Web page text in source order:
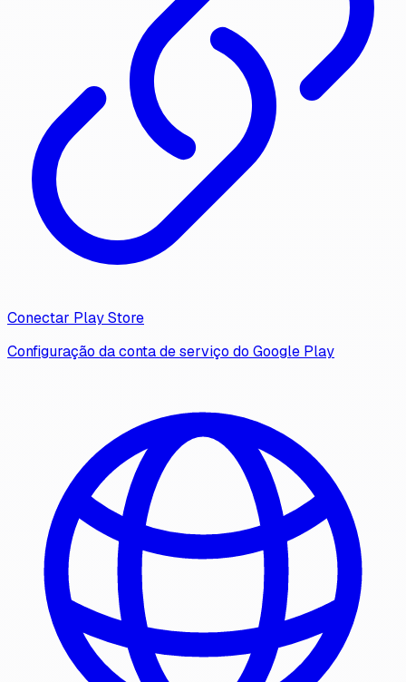
Conectar Play Store
Configuração da conta de serviço do Google Play